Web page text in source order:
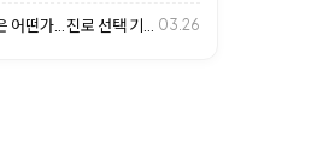
03.26